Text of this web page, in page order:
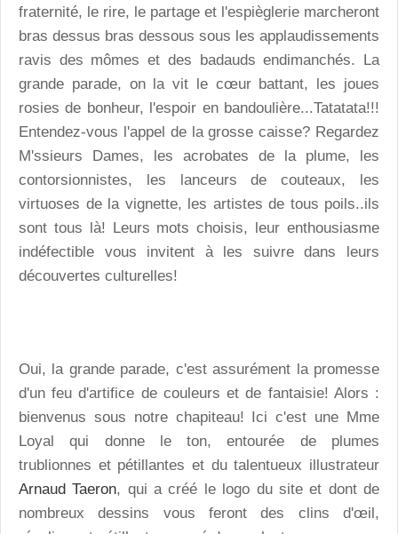
fraternité, le rire, le partage et l'espièglerie marcheront
bras dessus bras dessous sous les applaudissements
ravis des mômes et des badauds endimanchés. La
grande parade, on la vit le cœur battant, les joues
rosies de bonheur, l'espoir en bandoulière...Tatatata!!!
Entendez-vous l'appel de la grosse caisse? Regardez
M'ssieurs Dames, les acrobates de la plume, les
contorsionnistes, les lanceurs de couteaux, les
virtuoses de la vignette, les artistes de tous poils..ils
sont tous là! Leurs mots choisis, leur enthousiasme
indéfectible vous invitent à les suivre dans leurs
découvertes culturelles!
Oui, la grande parade, c'est assurément la promesse
d'un feu d'artifice de couleurs et de fantaisie! Alors :
bienvenus sous notre chapiteau! Ici c'est une Mme
Loyal qui donne le ton, entourée de plumes
trublionnes et pétillantes et du talentueux illustrateur
Arnaud Taeron, qui a créé le logo du site et dont de
nombreux dessins vous feront des clins d'œil,